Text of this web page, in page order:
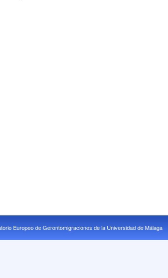
Europeo de Gerontomigraciones de la Universidad de Málaga